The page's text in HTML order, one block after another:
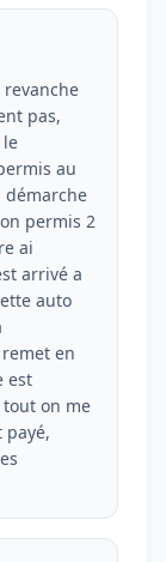
revanche
pas,
le
au
démarche
permis 2
ai
arrivé a
auto
en
est
on me
payé,